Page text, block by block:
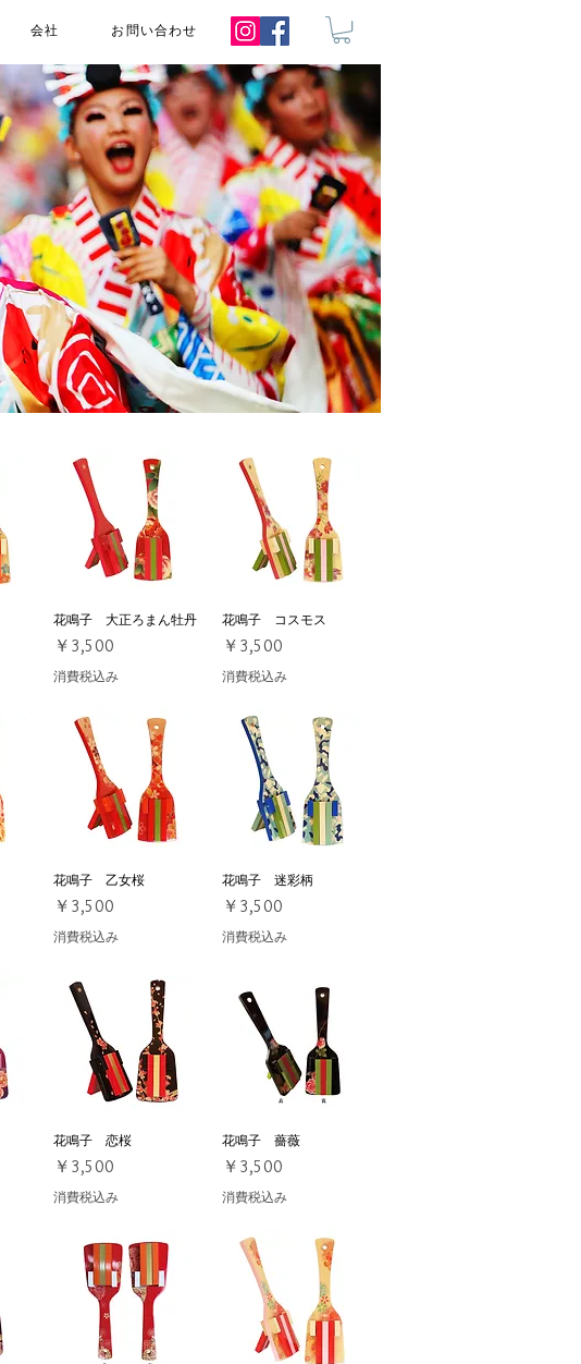
会社 お問い合わせ
クイックビュー
花鳴子 大正ろまん牡丹
価格
￥3,500
消費税込み
クイックビュー
花鳴子 コスモス
価格
￥3,500
消費税込み
クイックビュー
花鳴子 乙女桜
価格
￥3,500
消費税込み
クイックビュー
花鳴子 迷彩柄
価格
￥3,500
消費税込み
クイックビュー
花鳴子 恋桜
価格
￥3,500
消費税込み
クイックビュー
花鳴子 薔薇
価格
￥3,500
消費税込み